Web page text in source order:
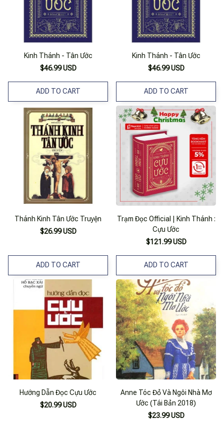
Kinh Thánh - Tân Ước
$46.99 USD
ADD TO CART
Kinh Thánh - Tân Ước
$46.99 USD
ADD TO CART
Thánh Kinh Tân Ước Truyện
$26.99 USD
ADD TO CART
Trạm Đọc Official | Kinh Thánh :
Cựu Ước
$121.99 USD
ADD TO CART
Hướng Dẫn Đọc Cựu Ước
$20.99 USD
Anne Tóc Đỏ Và Ngôi Nhà Mơ
Ước (Tái Bản 2018)
$23.99 USD